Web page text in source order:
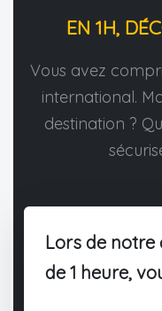
EN 1H,
Vous avez
international.
destination ?
Lors de
de 1 heure,